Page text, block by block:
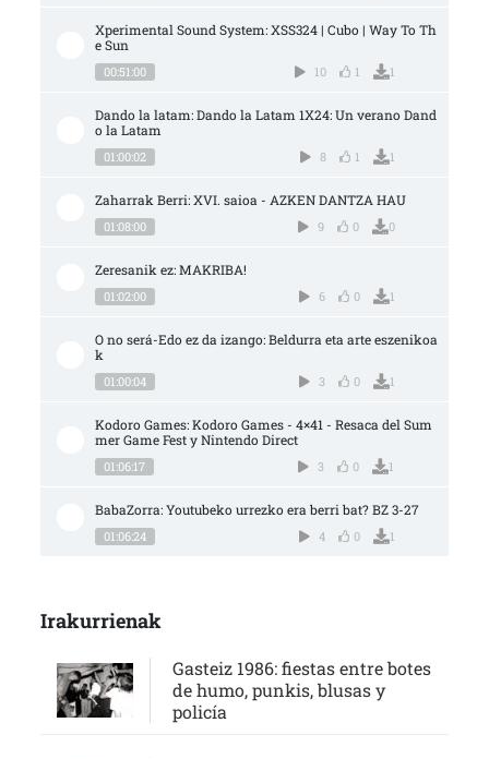
Xperimental Sound System: XSS324 | Cubo | Way To Th
e Sun
00:51:00 10 1 1
Dando la latam: Dando la Latam 1X24: Un verano Dand
o la Latam
01:00:02 8 1 1
Zaharrak Berri: XVI. saioa - AZKEN DANTZA HAU
01:08:00 9 0 0
Zeresanik ez: MAKRIBA!
01:02:00 6 0 1
O no será-Edo ez da izango: Beldurra eta arte eszenikoa
k
01:00:04 3 0 1
Kodoro Games: Kodoro Games - 4×41 - Resaca del Sum
mer Game Fest y Nintendo Direct
01:06:17 3 0 1
BabaZorra: Youtubeko urrezko era berri bat? BZ 3-27
01:06:24 4 0 1
Irakurrienak
Gasteiz 1986: fiestas entre botes
de humo, punkis, blusas y
policía